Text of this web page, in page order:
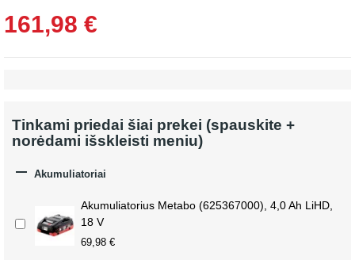
161,98 €
Tinkami priedai šiai prekei (spauskite +
norėdami išskleisti meniu)
 Akumuliatoriai
Akumuliatorius Metabo (625367000), 4,0 Ah LiHD,
18 V
69,98 €